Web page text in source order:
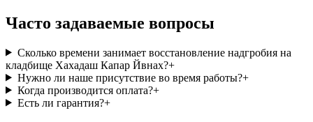
Часто задаваемые вопросы
Сколько времени занимает восстановление надгробия на
кладбище Хахадаш Капар Йвнах?+
Нужно ли наше присутствие во время работы?+
Когда производится оплата?+
Есть ли гарантия?+